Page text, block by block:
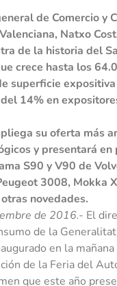
de Comercio y
Natxo
de la historia del
crece hasta los
superficie
14% en
su oferta más
y presentará en
S90 y V90 de
3008, Mokka
novedades.
de 2016.- El
de la
en la
de la Feria del
que este año